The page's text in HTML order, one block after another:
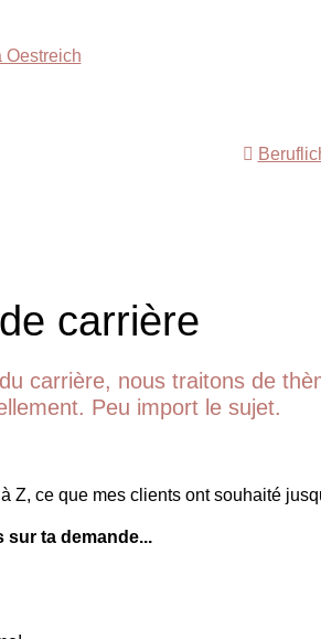
carrière
carrière, nous traitons de
Peu import le sujet.
Z, ce que mes clients ont souhaité
ta demande...